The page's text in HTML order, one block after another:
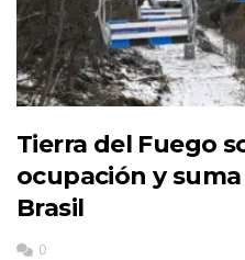
Tierra del Fuego
ocupación y
Brasil
0